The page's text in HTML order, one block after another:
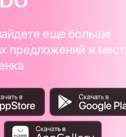
еще больше
предложений и